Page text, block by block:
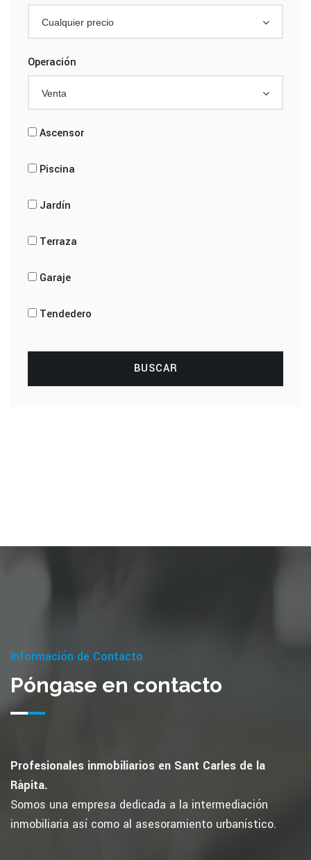
Cualquier precio
Operación
Venta
Ascensor
Piscina
Jardín
Terraza
Garaje
Tendedero
BUSCAR
Información de Contacto
Póngase en contacto
Profesionales inmobiliarios en Sant Carles de la
Ràpita.
Somos una empresa dedicada a la intermediación
inmobiliaria así como al asesoramiento urbanístico.